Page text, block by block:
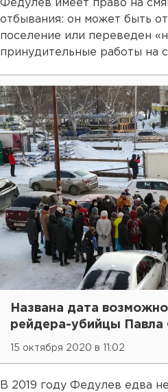
Федулев имеет право на
отбывания: он может быть
поселение или переведен
принудительные работы на
Названа дата
рейдера-убийцы Павла
15 октября 2020 в 11:02
В 2019 году Федулев едва